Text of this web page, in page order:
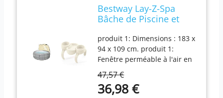
Bestway Lay-Z-Spa
Bâche de Piscine et
Porte GOBELET pour
Spa
produit 1: Dimensions : 183 x
94 x 109 cm. produit 1:
Fenêtre perméable à l'air en
1: Compatible avec tous les
modèles Bestway Spa (sauf
47,57 €
36,98 €